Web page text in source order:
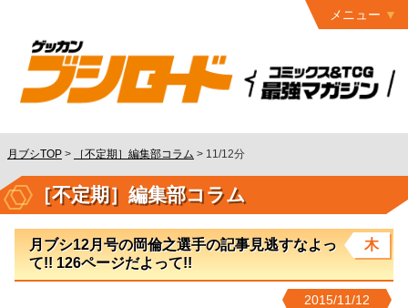
メニュー
最終号
連載作品
読者ページ
お問い合わせ
月ブシTOP > ［不定期］編集部コラム > 11/12分
［不定期］編集部コラム
月ブシ12月号の岡倫之選手の記事見逃すなよっ
て!! 126ページだよって!!
木
2015/11/12